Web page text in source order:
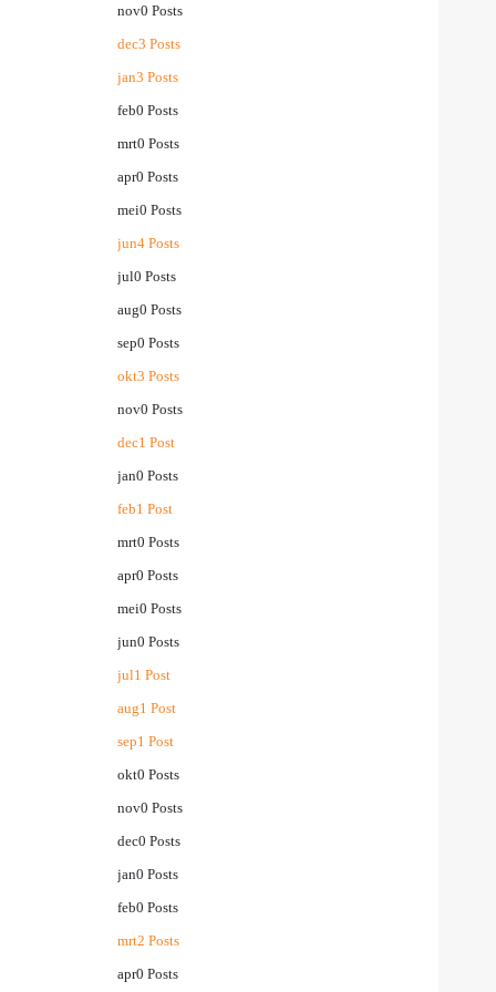
nov0 Posts
dec3 Posts
jan3 Posts
feb0 Posts
mrt0 Posts
apr0 Posts
mei0 Posts
jun4 Posts
jul0 Posts
aug0 Posts
sep0 Posts
okt3 Posts
nov0 Posts
dec1 Post
jan0 Posts
feb1 Post
mrt0 Posts
apr0 Posts
mei0 Posts
jun0 Posts
jul1 Post
aug1 Post
sep1 Post
okt0 Posts
nov0 Posts
dec0 Posts
jan0 Posts
feb0 Posts
mrt2 Posts
apr0 Posts